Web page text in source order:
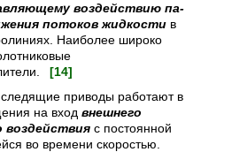
воздействию па-
потоков жидкости в
Наиболее широко
[14]
приводы работают в
на вход внешнего
воздействия с постоянной
во времени скоростью.